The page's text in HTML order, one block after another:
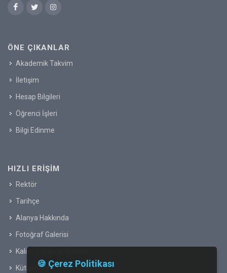
ÖNE ÇIKANLAR
Akademik Takvim
İletişim
Hesap Bilgileri
Öğrenci İşleri
Bilgi Edinme
HIZLI ERIŞIM
Rektör
Tarihçe
Alanya Hakkında
Fotoğraf Galerisi
Kalite Güvence Sistemi
Kütüphane🍪 Çerez Politikası